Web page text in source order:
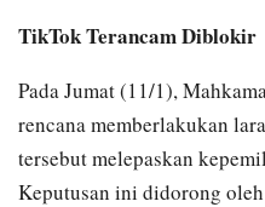
TikTok Terancam Diblokir
Pada Jumat (11/1),
rencana memberlakukan
tersebut melepaskan
Keputusan ini didorong